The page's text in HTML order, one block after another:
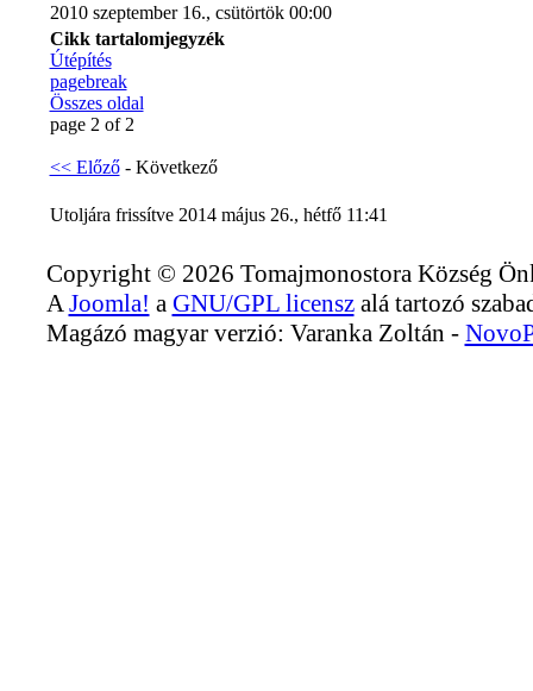
2010 szeptember 16., csütörtök 00:00
Cikk tartalomjegyzék
Útépítés
pagebreak
Összes oldal
page 2 of 2
<< Előző- Következő
Utoljára frissítve 2014 május 26., hétfő 11:41
Copyright © 2026 Tomajmonostora Község
A Joomla! a GNU/GPL licenszalá tartozó
Magázó magyar verzió: Varanka Zoltán -